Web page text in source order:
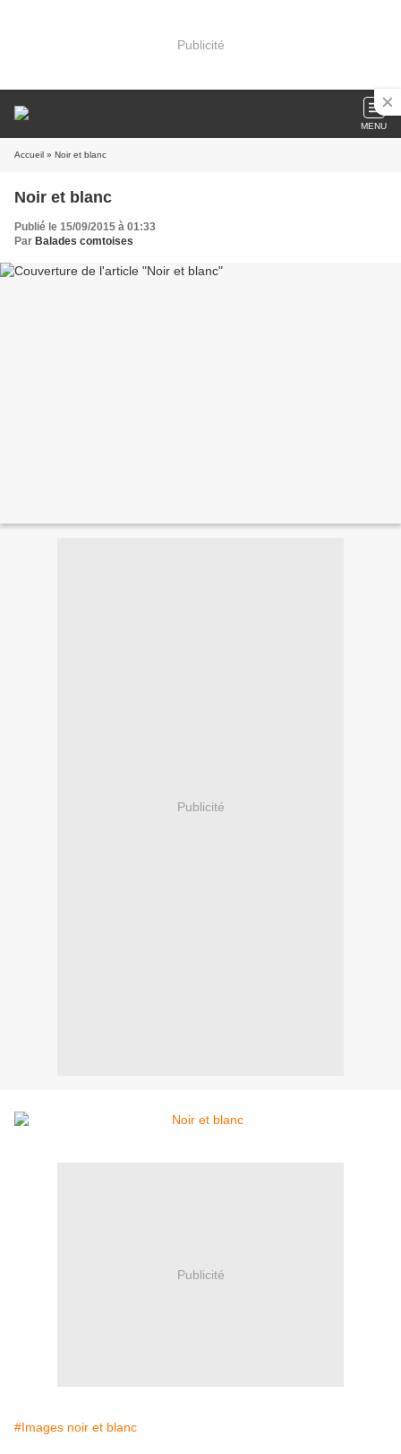
Publicité
MENU
Accueil » Noir et blanc
Noir et blanc
Publié le 15/09/2015 à 01:33
Par Balades comtoises
Publicité
Publicité
#Images noir et blanc